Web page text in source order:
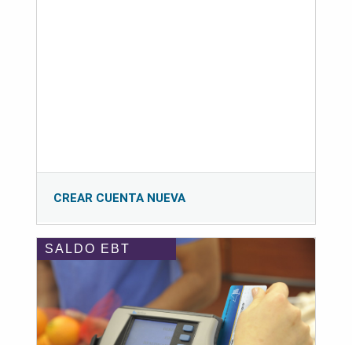
CREAR CUENTA NUEVA
SALDO EBT